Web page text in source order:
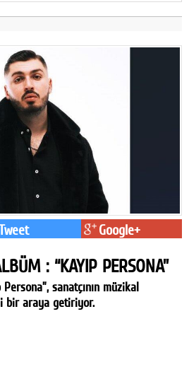
Google+
: “KAYIP PERSONA”
sanatçının müzikal
bir araya getiriyor.